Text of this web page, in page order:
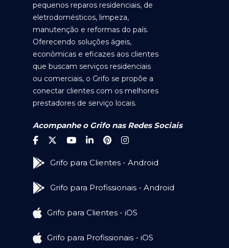
pequenos reparos residenciais, de
eletrodomésticos, limpeza,
manutenção e reformas do país.
Oferecendo soluções ágeis,
econômicas e eficazes aos clientes
que buscam serviços residenciais
ou comerciais, o Grifo se propõe a
conectar clientes com os melhores
prestadores de serviço locais.
Acompanhe o Grifo nas Redes Sociais
Grifo para Clientes - Android
Grifo para Profissionais - Android
Grifo para Clientes - iOS
Grifo para Profissionais - iOS